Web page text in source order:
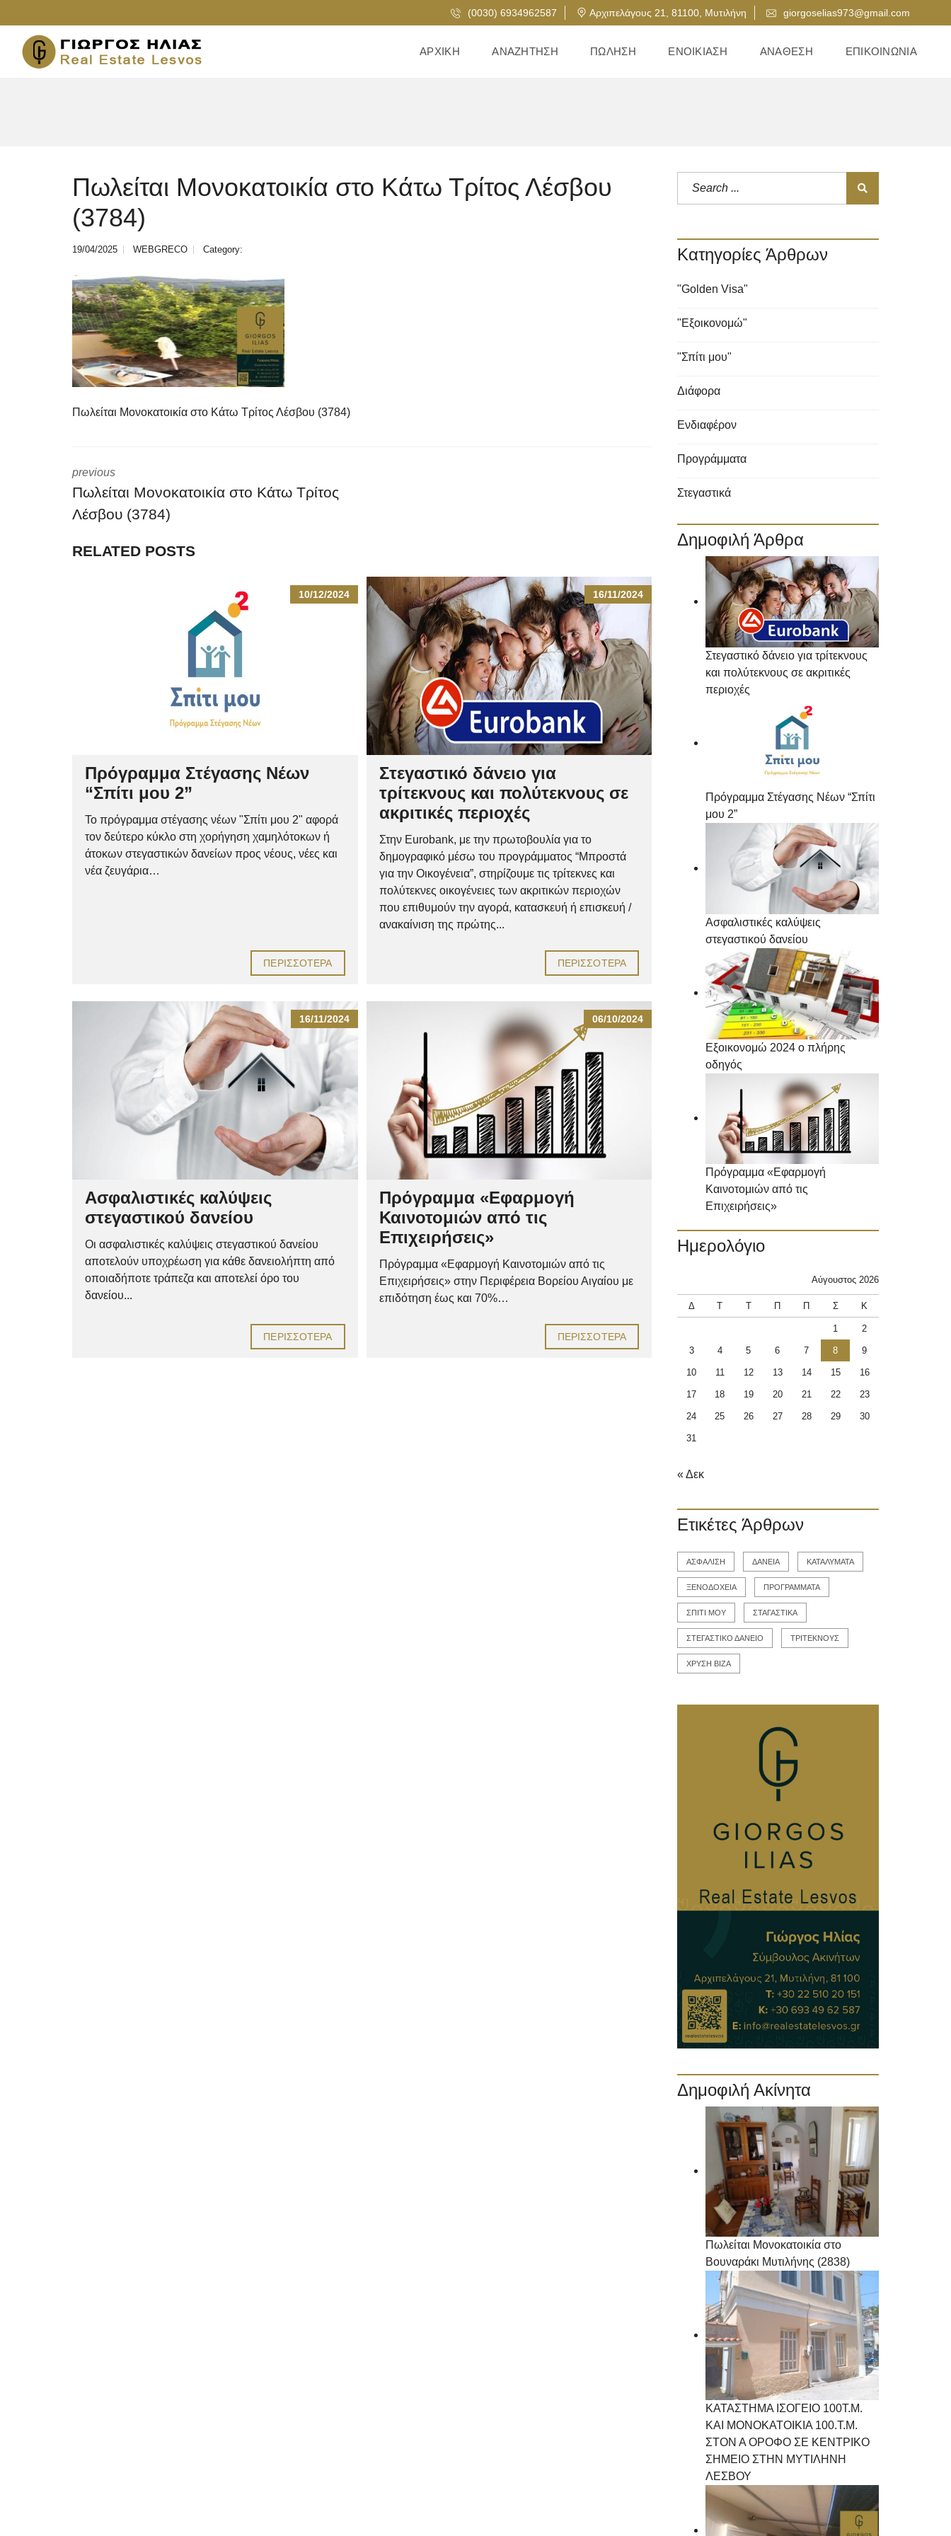
(0030) 6934962587 Αρχιπελάγους 21, 81100, Μυτιλήνη giorgoselias973@gmail.com
ΑΡΧΙΚΉ ΑΝΑΖΉΤΗΣΗ ΠΏΛΗΣΗ ΕΝΟΙΚΊΑΣΗ ΑΝΆΘΕΣΗ ΕΠΙΚΟΙΝΩΝΊΑ
Πωλείται Μονοκατοικία στο Κάτω Τρίτος Λέσβου
(3784)
19/04/2025 WEBGRECO Category:
Πωλείται Μονοκατοικία στο Κάτω Τρίτος Λέσβου (3784)
previous
Πωλείται Μονοκατοικία στο Κάτω Τρίτος
Λέσβου (3784)
RELATED POSTS
10/12/2024
Πρόγραμμα Στέγασης Νέων
“Σπίτι μου 2”
Το πρόγραμμα στέγασης νέων "Σπίτι μου 2" αφορά
τον δεύτερο κύκλο στη χορήγηση χαμηλότοκων ή
άτοκων στεγαστικών δανείων προς νέους, νέες και
νέα ζευγάρια…
ΠΕΡΙΣΣΌΤΕΡΑ
16/11/2024
Στεγαστικό δάνειο για
τρίτεκνους και πολύτεκνους σε
ακριτικές περιοχές
Στην Eurobank, με την πρωτοβουλία για το
δημογραφικό μέσω του προγράμματος “Μπροστά
για την Οικογένεια”, στηρίζουμε τις τρίτεκνες και
πολύτεκνες οικογένειες των ακριτικών περιοχών
που επιθυμούν την αγορά, κατασκευή ή επισκευή /
ανακαίνιση της πρώτης...
ΠΕΡΙΣΣΌΤΕΡΑ
16/11/2024
Ασφαλιστικές καλύψεις
στεγαστικού δανείου
Οι ασφαλιστικές καλύψεις στεγαστικού δανείου
αποτελούν υποχρέωση για κάθε δανειολήπτη από
οποιαδήποτε τράπεζα και αποτελεί όρο του
δανείου...
ΠΕΡΙΣΣΌΤΕΡΑ
06/10/2024
Πρόγραμμα «Εφαρμογή
Καινοτομιών από τις
Επιχειρήσεις»
Πρόγραμμα «Εφαρμογή Καινοτομιών από τις
Επιχειρήσεις» στην Περιφέρεια Βορείου Αιγαίου με
επιδότηση έως και 70%…
ΠΕΡΙΣΣΌΤΕΡΑ
Κατηγορίες Άρθρων
"Golden Visa"
"Εξοικονομώ"
"Σπίτι μου"
Διάφορα
Ενδιαφέρον
Προγράμματα
Στεγαστικά
Δημοφιλή Άρθρα
Στεγαστικό δάνειο για τρίτεκνους
και πολύτεκνους σε ακριτικές
περιοχές
Πρόγραμμα Στέγασης Νέων “Σπίτι
μου 2”
Ασφαλιστικές καλύψεις
στεγαστικού δανείου
Εξοικονομώ 2024 ο πλήρης
οδηγός
Πρόγραμμα «Εφαρμογή
Καινοτομιών από τις
Επιχειρήσεις»
Ημερολόγιο
Αύγουστος 2026
Δ Τ Τ Π Π Σ Κ
1 2
3 4 5 6 7 8 9
10 11 12 13 14 15 16
17 18 19 20 21 22 23
24 25 26 27 28 29 30
31
« Δεκ
Ετικέτες Άρθρων
ΑΣΦΑΛΙΣΗ ΔΑΝΕΙΑ ΚΑΤΑΛΥΜΑΤΑ
ΞΕΝΟΔΟΧΕΙΑ ΠΡΟΓΡΑΜΜΑΤΑ
ΣΠΙΤΙ ΜΟΥ ΣΤΑΓΑΣΤΙΚΑ
ΣΤΕΓΑΣΤΙΚΟ ΔΑΝΕΙΟ ΤΡΙΤΕΚΝΟΥΣ
ΧΡΥΣΗ ΒΙΖΑ
Δημοφιλή Ακίνητα
Πωλείται Μονοκατοικία στο
Βουναράκι Μυτιλήνης (2838)
ΚΑΤΑΣΤΗΜΑ ΙΣΟΓΕΙΟ 100Τ.Μ.
ΚΑΙ ΜΟΝΟΚΑΤΟΙΚΙΑ 100.Τ.Μ.
ΣΤΟΝ Α ΟΡΟΦΟ ΣΕ ΚΕΝΤΡΙΚΟ
ΣΗΜΕΙΟ ΣΤΗΝ ΜΥΤΙΛΗΝΗ
ΛΕΣΒΟΥ